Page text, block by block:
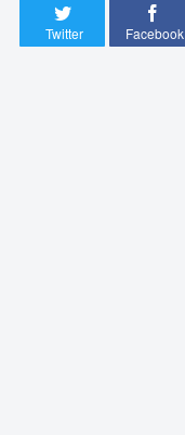
Twitter Facebook